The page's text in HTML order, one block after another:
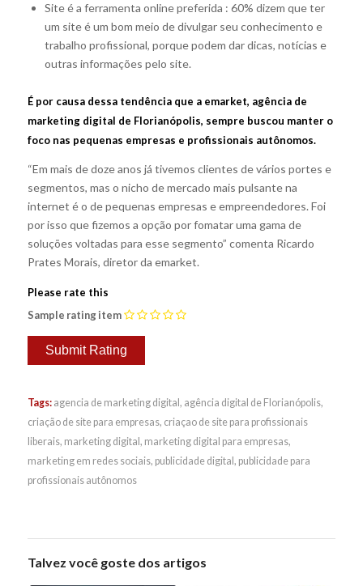
Site é a ferramenta online preferida : 60% dizem que ter
um site é um bom meio de divulgar seu conhecimento e
trabalho profissional, porque podem dar dicas, notícias e
outras informações pelo site.
É por causa dessa tendência que a emarket, agência de
marketing digital de Florianópolis, sempre buscou manter o
foco nas pequenas empresas e profissionais autônomos.
“Em mais de doze anos já tivemos clientes de vários portes e
segmentos, mas o nicho de mercado mais pulsante na
internet é o de pequenas empresas e empreendedores. Foi
por isso que fizemos a opção por fomatar uma gama de
soluções voltadas para esse segmento” comenta Ricardo
Prates Morais, diretor da emarket.
Please rate this
Sample rating item
Tags: agencia de marketing digital , agência digital de Florianópolis,
criação de site para empresas, criaçao de site para profissionais
liberais, marketing digital , marketing digital para empresas,
marketing em redes sociais, publicidade digital , publicidade para
profissionais autônomos
Talvez você goste dos artigos